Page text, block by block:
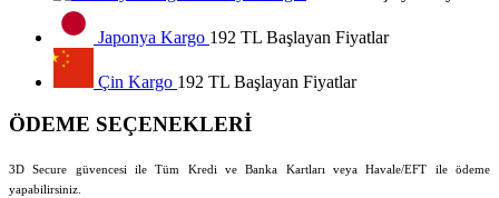
Japonya Kargo 192 TL Başlayan Fiyatlar
Çin Kargo 192 TL Başlayan Fiyatlar
ÖDEME SEÇENEKLERİ
3D Secure güvencesi ile Tüm Kredi ve Banka Kartları veya Havale/EFT ile ödeme
yapabilirsiniz.